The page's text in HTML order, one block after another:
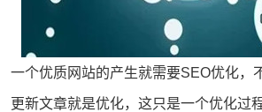
一个优质网站的产生就需要SEO优化，
更新文章就是优化，这只是一个优化过